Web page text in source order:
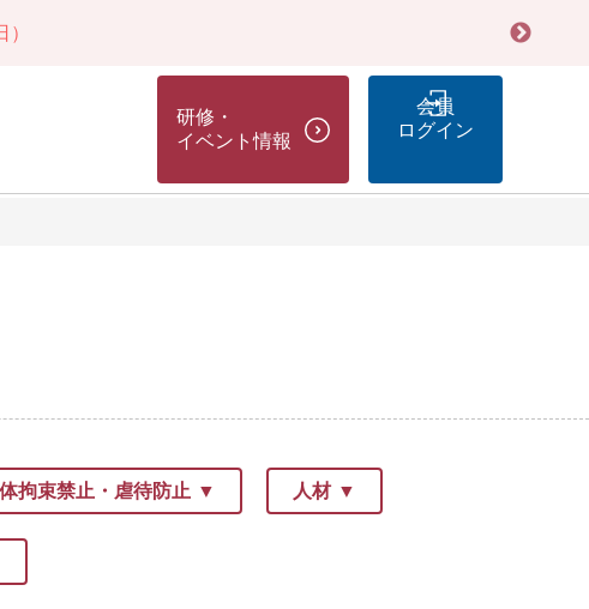
研修・
イベント情報
会員
ログイン
拘束禁止・虐待防止 人材